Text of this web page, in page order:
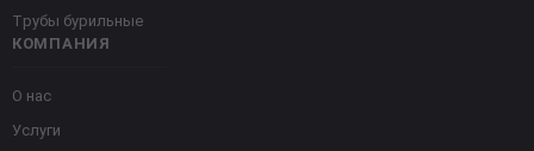
КОМПАНИЯ
О нас
Услуги
Трубы бурильные